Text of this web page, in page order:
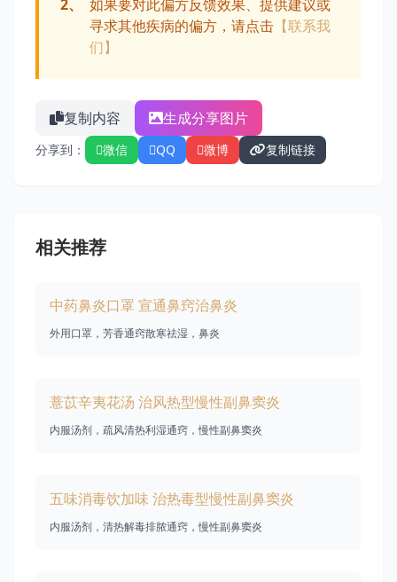
2、
如果要对此偏方反馈效果、提供建议或
寻求其他疾病的偏方，请点击 【联系我
们】
复制内容 生成分享图片
分享到： 微信 QQ 微博 复制链接
相关推荐
中药鼻炎口罩 宣通鼻窍治鼻炎
外用口罩，芳香通窍散寒祛湿，鼻炎
薏苡辛夷花汤 治风热型慢性副鼻窦炎
内服汤剂，疏风清热利湿通窍，慢性副鼻窦炎
五味消毒饮加味 治热毒型慢性副鼻窦炎
内服汤剂，清热解毒排脓通窍，慢性副鼻窦炎